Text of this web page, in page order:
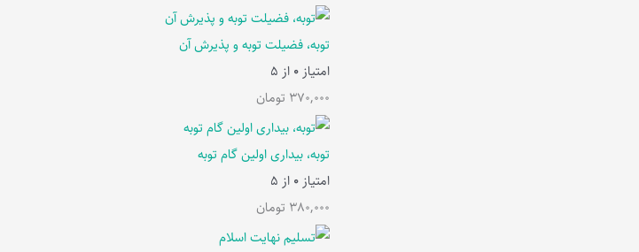
توبه، فضیلت توبه و پذیرش آن
امتیاز 0 از 5
370,000 تومان
توبه، بیداری اولین گام توبه
امتیاز 0 از 5
380,000 تومان